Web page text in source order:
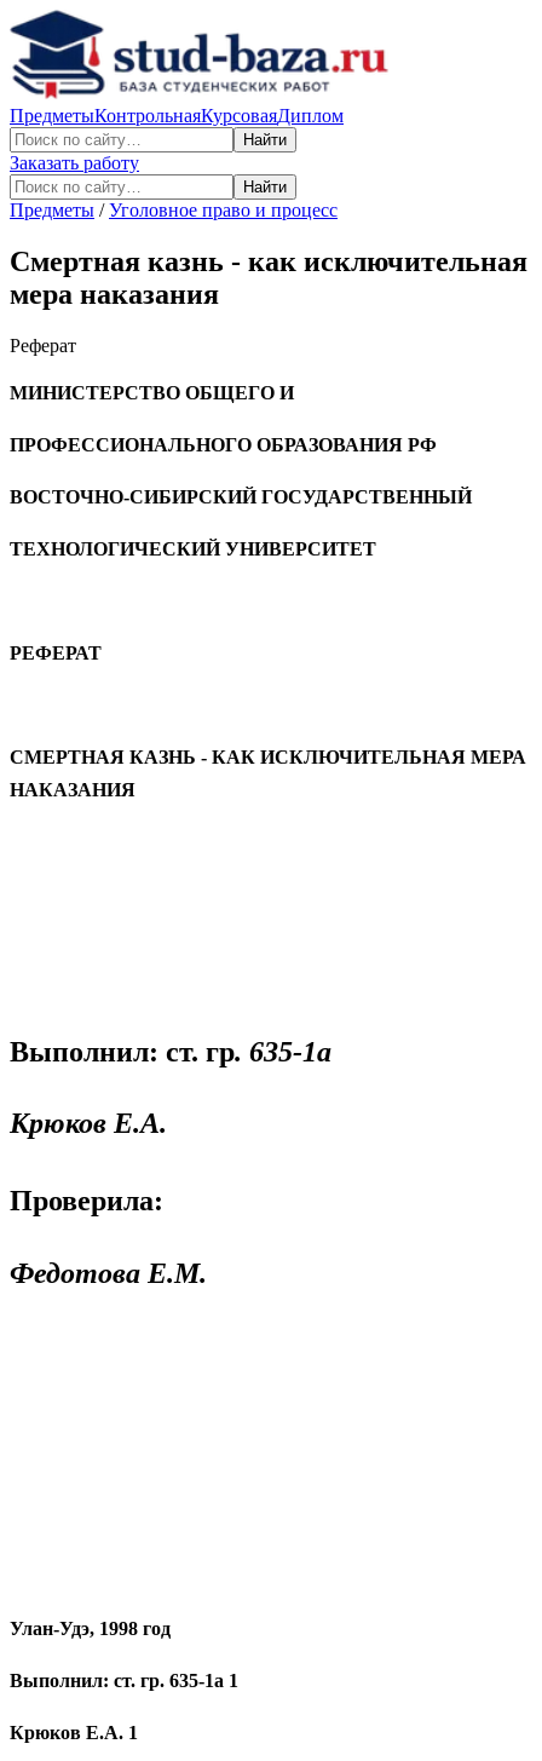
ПредметыКонтрольнаяКурсоваяДиплом
Найти
Заказать работу
Найти
Предметы /Уголовное право и процесс
Смертная казнь - как исключительная
мера наказания
Реферат
МИНИСТЕРСТВО ОБЩЕГО И
ПРОФЕССИОНАЛЬНОГО ОБРАЗОВАНИЯ РФ
ВОСТОЧНО-СИБИРСКИЙ ГОСУДАРСТВЕННЫЙ
ТЕХНОЛОГИЧЕСКИЙ УНИВЕРСИТЕТ
РЕФЕРАТ
СМЕРТНАЯ КАЗНЬ - КАК ИСКЛЮЧИТЕЛЬНАЯ МЕРА
НАКАЗАНИЯ
Выполнил: ст. гр. 635-1а
Крюков Е.А.
Проверила:
Федотова Е.М.
Улан-Удэ, 1998 год
Выполнил: ст. гр. 635-1а 1
Крюков Е.А. 1